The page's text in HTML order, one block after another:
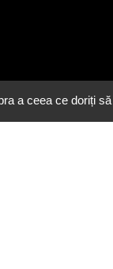
a ceea ce doriți